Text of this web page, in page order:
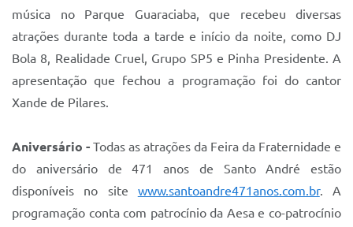
música no Parque Guaraciaba, que recebeu diversas
atrações durante toda a tarde e início da noite, como DJ
Bola 8, Realidade Cruel, Grupo SP5 e Pinha Presidente. A
apresentação que fechou a programação foi do cantor
Xande de Pilares.
Aniversário - Todas as atrações da Feira da Fraternidade e
do aniversário de 471 anos de Santo André estão
disponíveis no site www.santoandre471anos.com.br. A
programação conta com patrocínio da Aesa e co-patrocínio